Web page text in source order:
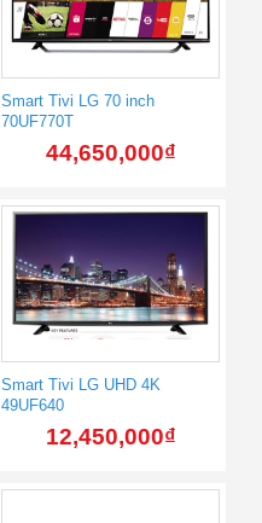
Smart Tivi LG 70 inch
70UF770T
44,650,000₫
Smart Tivi LG UHD 4K
49UF640
12,450,000₫